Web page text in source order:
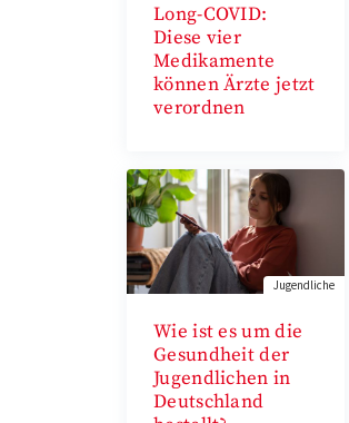
Long-COVID:
Diese vier
Medikamente
können Ärzte jetzt
verordnen
Jugendliche
Wie ist es um die
Gesundheit der
Jugendlichen in
Deutschland